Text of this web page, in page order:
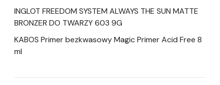
INGLOT FREEDOM SYSTEM ALWAYS THE SUN MATTE
BRONZER DO TWARZY 603 9G
KABOS Primer bezkwasowy Magic Primer Acid Free 8
ml